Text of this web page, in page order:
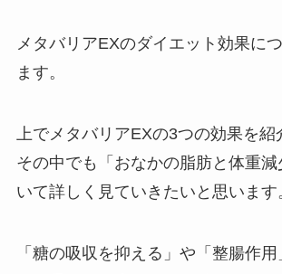
メタバリアEXのダイエット効果に
ます。
上でメタバリアEXの3つの効果を紹
その中でも「おなかの脂肪と体重
いて詳しく見ていきたいと思います
「糖の吸収を抑える」や「整腸作